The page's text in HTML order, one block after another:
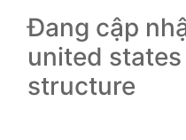
Đang cập
united
structure